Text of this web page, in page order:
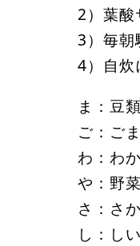
2）葉酸
3）毎朝
4）自炊
ま：豆類
ご：ごま
わ：わ
や：野菜
さ：さ
し：し